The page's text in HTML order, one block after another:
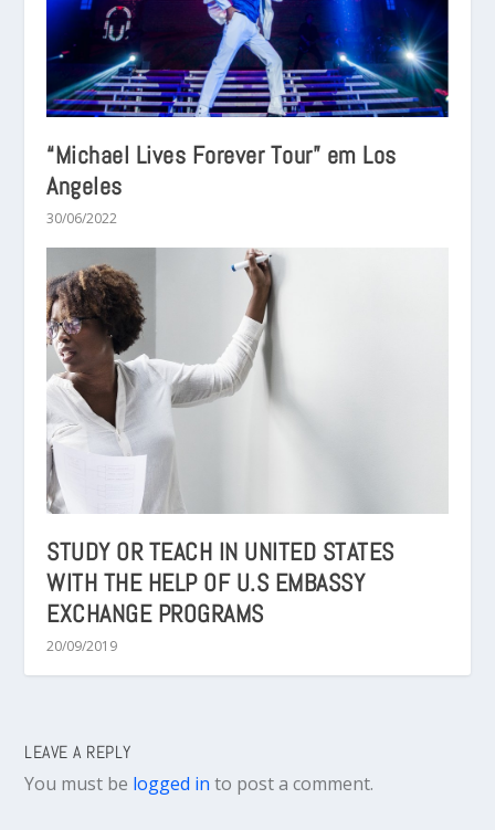
“Michael Lives Forever Tour” em Los
Angeles
30/06/2022
STUDY OR TEACH IN UNITED STATES
WITH THE HELP OF U.S EMBASSY
EXCHANGE PROGRAMS
20/09/2019
LEAVE A REPLY
You must be logged in to post a comment.